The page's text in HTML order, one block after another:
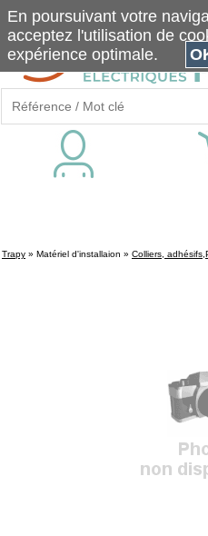
Trapy » Matériel d'installaion » Colliers,
En poursuivant votre
acceptez l'utilisation de
expérience optimale.